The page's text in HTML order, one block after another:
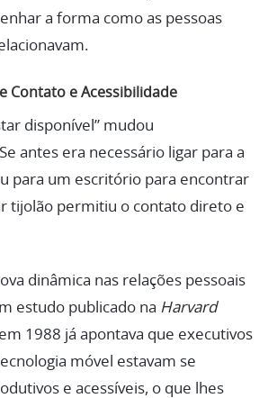
a forma como as pessoas
Contato e Acessibilidade
disponível” mudou
antes era necessário ligar para a
para um escritório para encontrar
tijolão permitiu o contato direto e
dinâmica nas relações pessoais
estudo publicado na Harvard
1988 já apontava que executivos
móvel estavam se
e acessíveis, o que lhes